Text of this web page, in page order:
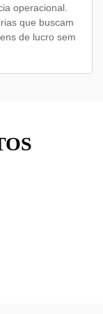
operacional.
que buscam
de lucro sem